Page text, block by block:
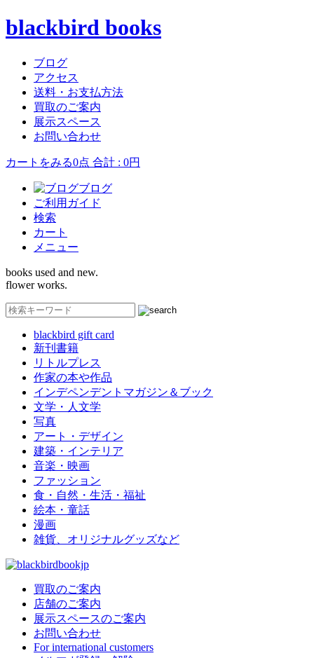
blackbird books
ブログ
アクセス
送料・お支払方法
買取のご案内
展示スペース
お問い合わせ
カートをみる0点 合計 : 0円
ブログ
ご利用ガイド
検索
カート
メニュー
books used and new.
flower works.
blackbird gift card
新刊書籍
リトルプレス
作家の本や作品
インデペンデントマガジン＆ブック
文学・人文学
写真
アート・デザイン
建築・インテリア
音楽・映画
ファッション
食・自然・生活・福祉
絵本・童話
漫画
雑貨、オリジナルグッズなど
買取のご案内
店舗のご案内
展示スペースのご案内
お問い合わせ
For international customers